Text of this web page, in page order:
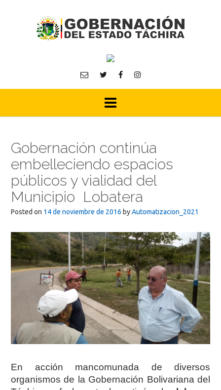
Gobernación continúa
embelleciendo espacios
públicos y vialidad del
Municipio Lobatera
Posted on 14 de noviembre de 2016 byAutomatizacion_2021
En acción mancomunada de diversos
organismos de la Gobernación Bolivariana del